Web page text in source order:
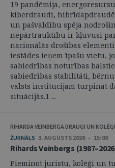
19 pandēmija,
kiberdraudi,
un pašvaldību spēja
nepārtrauktību ir kļuvusi
nacionālās drošības
iestādes ieņem īpašu vietu,
sabiedrības noturības
sabiedrības stabilitāti,
valsts institūcijām turpināt
situācijās.1 ...
RIHARDA VEINBERGA DRAUGI UN KOLĒĢI
ŽURNĀLS 3. AUGUSTS 2026 • 15:00
Rihards Veinbergs
Pieminot juristu, kolēģi un